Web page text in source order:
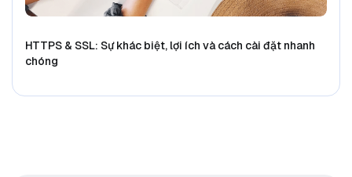
HTTPS & SSL: Sự khác biệt, lợi ích và cách cài đặt nhanh
chóng